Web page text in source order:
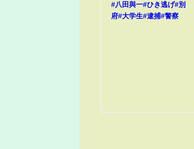
#八田與一#ひき逃げ#別
府#大学生#逮捕#警察